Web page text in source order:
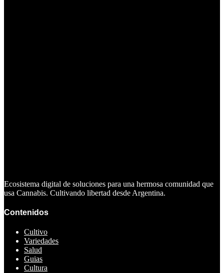
Ecosistema digital de soluciones para una hermosa comunidad que
usa Cannabis. Cultivando libertad desde Argentina.
Contenidos
Cultivo
Variedades
Salud
Guias
Cultura